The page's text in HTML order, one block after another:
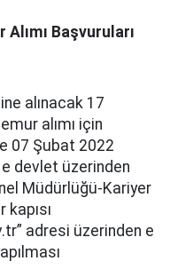
Başvuruları
alınacak 17
alımı için
07 Şubat 2022
e devlet üzerinden
Müdürlüğü-Kariyer
kapısı
adresi üzerinden e